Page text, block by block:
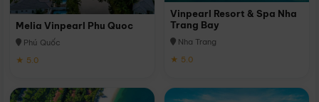
Melia Vinpearl Phu Quoc
Phú Quốc
★ 5.0
Vinpearl Resort & Spa Nha
Trang Bay
Nha Trang
★ 5.0